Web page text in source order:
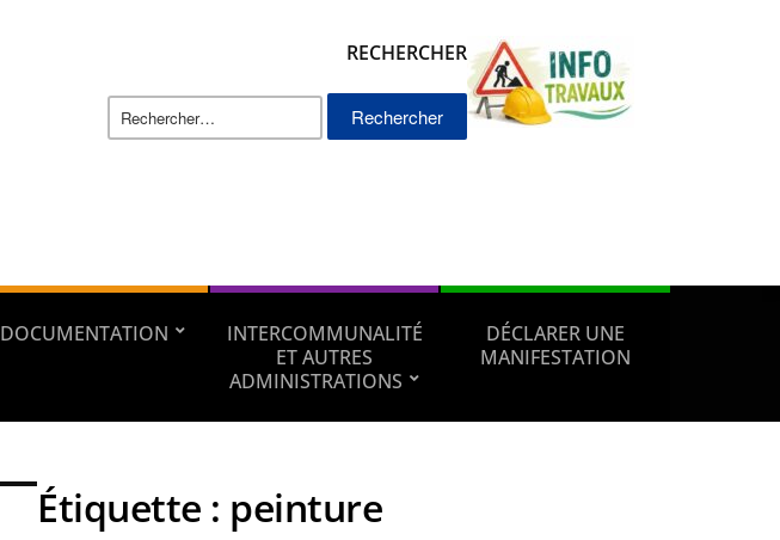
RECHERCHER
Rechercher :
DOCUMENTATION
INTERCOMMUNALITÉ
ET AUTRES
ADMINISTRATIONS
DÉCLARER UNE
MANIFESTATION
Étiquette : peinture